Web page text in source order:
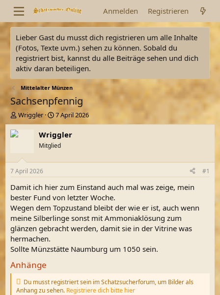
Anmelden Registrieren
Lieber Gast du musst dich registrieren um alle Inhalte
(Fotos, Texte uvm.) sehen zu können. Sobald du
registriert bist, kannst du alle Beiträge sehen und dich
aktiv daran beteiligen.
Mittelalter Münzen
Sachsenpfennig
E
r
s
e
r
Wriggler
E
r
s
t
e
t
a
7 April 2026
Wriggler
Mitglied
7 April 2026 #1
Damit ich hier zum Einstand auch mal was zeige, mein
bester Fund von letzter Woche.
Wegen dem Topzustand bleibt der wie er ist, auch wenn
meine Silberlinge sonst mit Ammoniaklösung zum
glänzen gebracht werden, damit sie in der Vitrine was
hermachen.
Sollte Münzstätte Naumburg um 1050 sein.
Anhänge
Du musst registriert sein im Schatzsucherforum, um Bilder als
Anhang zu sehen. Registriere dich bitte hier